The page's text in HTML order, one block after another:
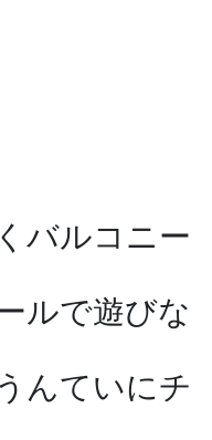
バルコニー
ルで遊びな
んていにチ